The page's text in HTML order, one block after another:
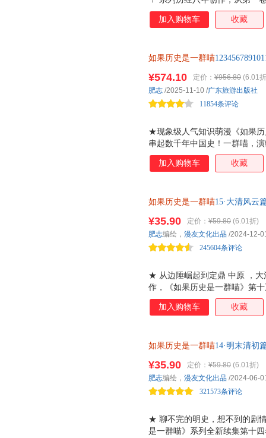
朝的残晖落幕，数千年的历史
是这段旅程中不可缺少的关键
清末那段惊心动魄的时代转折
沙场血战的曾国藩、左宗棠 他
的沉浮与落幕。 ★ 全书参考《
加入购物车 收藏
如果历史是一群喵
★现象级人气知识萌漫《如果
串起数千年中国史！一群喵，
基，用轻松有趣的方式讲述数
末的残晖落幕，喵咪们带你翻
国篇、魏晋南北篇、隋唐风云
晖篇。 ★硬核知识 趣味叙事，
二十四史、经典教科书及大量
那些烧脑
¥574.10 定价： ¥956.80 (6.01
11854条评论
肥志 /2025-11-10 /广东旅游出版社
加入购物车 收藏
如果历史是一群喵15·大清风云
★ 从边陲崛起到定鼎 中原 ，大
作，《如果历史是一群喵》第
壮阔的历史！面对内忧外患，
欢乐中为你揭秘清初的成功密
进清朝的巅峰岁月！ ★ 以史为
果，以清军入关、南下统一与
清朝故事！ ★ 从封面到内页，
采用全新烫金，
¥35.90 定价： ¥59.80 (6.01折)
245604条评论
肥志编绘， 漫友文化出品 /2024-12-
加入购物车 收藏
如果历史是一群喵14·明末清初
★ 聊不完的明史，想不到的剧
是一群喵》系列全新续集第十
¥35.90 定价： ¥59.80 (6.01折)
321573条评论
肥志编绘， 漫友文化出品 /2024-06-